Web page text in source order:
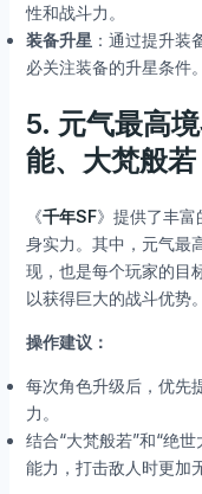
性和战斗力。
装备升星 ：通过提升装
必关注装备的升星条件。
5. 元气最高
能、大梵般若
《千年SF》提供了丰富
身实力。其中，元气
现，也是每个玩家的目
以获得巨大的战斗优势。
操作建议：
每次角色升级后，优先
力。
结合“大梵般若”和“绝
能力，打击敌人时更加